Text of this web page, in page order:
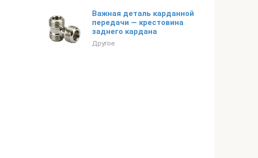
Важная деталь карданной
передачи — крестовина
заднего кардана
Другое